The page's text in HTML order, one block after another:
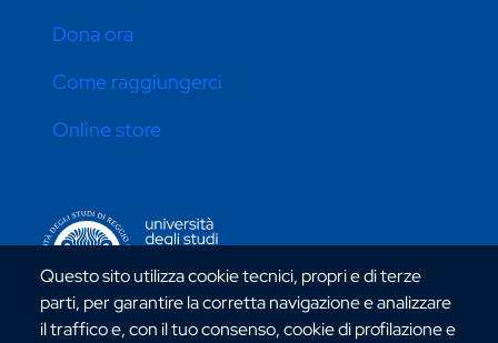
Questo sito utilizza cookie tecnici, propri e di terze
parti, per garantire la corretta navigazione e analizzare
il traffico e, con il tuo consenso, cookie di profilazione e
CONTATTI ATENEO
Dona ora
Come raggiungerci
Online store